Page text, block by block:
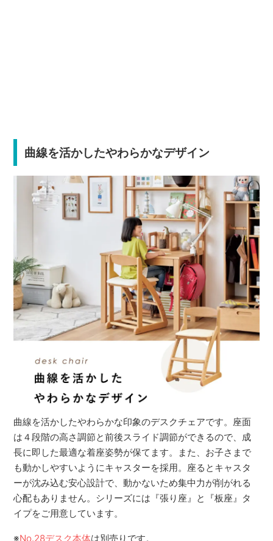
曲線を活かしたやわらかなデザイン
曲線を活かしたやわらかな印象のデスクチェアです。座面
は４段階の高さ調節と前後スライド調節ができるので、成
長に即した最適な着座姿勢が保てます。また、お子さまで
も動かしやすいようにキャスターを採用。座るとキャスタ
ーが沈み込む安心設計で、動かないため集中力が削がれる
心配もありません。シリーズには『張り座』と『板座』タ
イプをご用意しています。
※No.28デスク本体は別売りです。